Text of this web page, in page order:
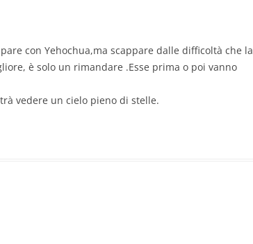
con Yehochua,ma scappare dalle difficoltà che la
è solo un rimandare .Esse prima o poi vanno
vedere un cielo pieno di stelle.